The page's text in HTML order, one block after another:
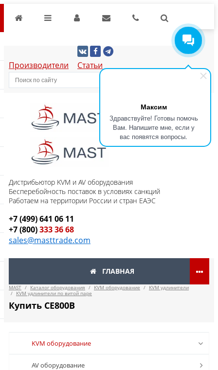
Максим
Здравствуйте! Готовы помочь
Вам. Напишите мне, если у
вас появятся вопросы.
Производители Статьи
Дистрибьютор KVM и AV оборудования
Бесперебойность поставок в условиях санкций
Работаем на территории России и стран ЕАЭС
+7 (499) 641 06 11
+7 (800)333 36 68
sales@masttrade.com
ГЛАВНАЯ
MAST / Каталог оборудования / KVM оборудование /
KVM удлинители
/
KVM удлинители по витой паре
Купить CE800B
KVM оборудование
AV оборудование